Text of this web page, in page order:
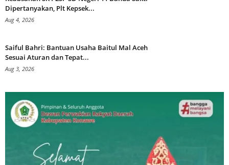
Dipertanyakan, Plt Kepsek...
Aug 4, 2026
Saiful Bahri: Bantuan Usaha Baitul Mal Aceh
Sesuai Aturan dan Tepat...
Aug 3, 2026